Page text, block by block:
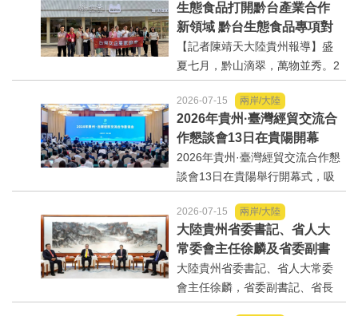
婦女/孩童
命理/信仰/宗教/宮廟/教會
內政/社會/福利/弱勢/慈善
國際/全球
台大數據與人工智能產業對接會
上表示，召開黔台大數據與人工
智能產業對接會，旨在搭建兩...
生態食品打開黔台產業合作
新領域 黔台生態食品專項對
接活動
【記者陳靖天大陸貴州報導】盛
夏七月，黔山滴翠，萬物並秀。2
026年貴州·臺灣經貿交流合作懇
談會「黔台生態食品專項對接活
動」於7月13日至16日舉行。近3
0名台商代表跨海而來，踏訪貴州
生態食品產業一線，...
2026-07-15 兩岸/大陸
2026年貴州·臺灣經貿交流合
作懇談會13日在貴陽開幕
2026年貴州·臺灣經貿交流合作懇
談會13日在貴陽舉行開幕式，吸
引了200餘名來自臺灣的企業家、
青年菁英和行業專家參與，與貴
州各界人士共敘情誼、共商合
作。【記者陳靖天大陸貴州報
導】以「乘融合新機遇...
2026-07-15 兩岸/大陸
大陸貴州省委書記、省人大
常委會主任徐麟及省委副書
記、省長李炳軍會見出席202
6年貴州·臺灣經貿交流合作懇
談會部分嘉賓
大陸貴州省委書記、省人大常委
會主任徐麟，省委副書記、省長
李炳軍13日在貴陽會見來黔出席2